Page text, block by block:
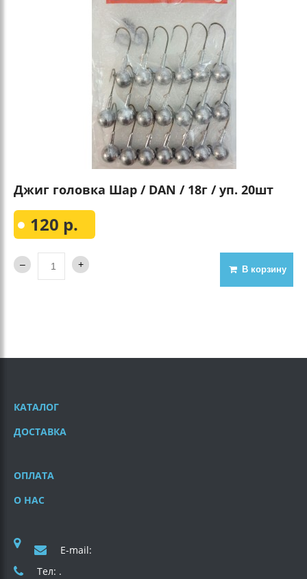
Джиг головка Шар / DAN / 18г / уп. 20шт
120 р.
В корзину
КАТАЛОГ
ДОСТАВКА
ОПЛАТА
О НАС
E-mail:
Тел: .